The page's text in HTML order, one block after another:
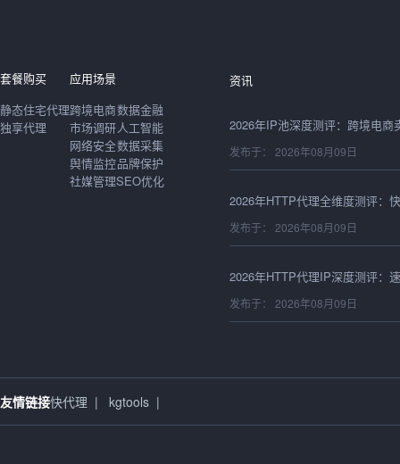
套餐购买
静态住宅代理
独享代理
应用场景
跨境电商
市场调研
网络安全
舆情监控
社媒管理
数据金融
人工智能
数据采集
品牌保护
SEO优化
资讯
发布于： 2026年08月09日
发布于： 2026年08月09日
发布于： 2026年08月09日
发布于： 2026年08月09日
发布于： 2026年08月09日
友情链接快代理 | kgtools |